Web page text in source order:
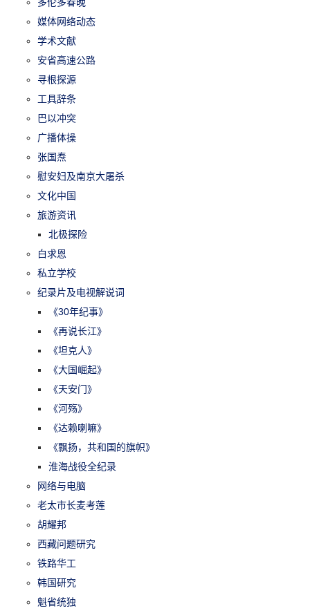
媒体网络动态
学术文献
安省高速公路
寻根探源
工具辞条
巴以冲突
广播体操
张国焘
慰安妇及南京大屠杀
文化中国
旅游资讯
北极探险
白求恩
私立学校
纪录片及电视解说词
《30年纪事》
《再说长江》
《坦克人》
《大国崛起》
《天安门》
《河殇》
《达赖喇嘛》
《飘扬，共和国的旗帜》
淮海战役全纪录
网络与电脑
老太市长麦考莲
胡耀邦
西藏问题研究
铁路华工
韩国研究
魁省统独